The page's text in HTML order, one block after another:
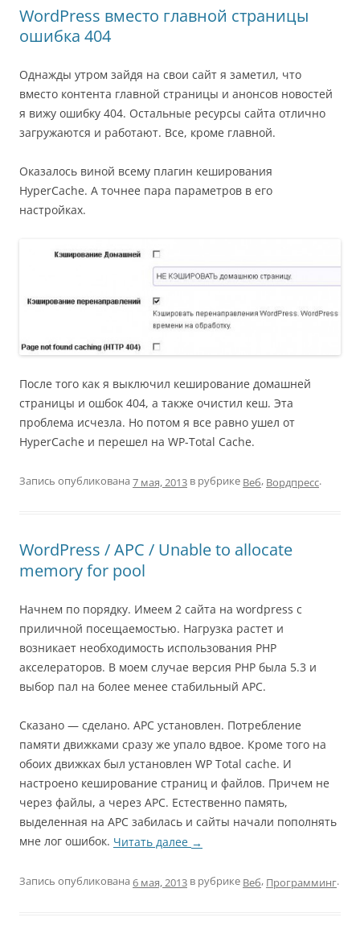
WordPress вместо главной страницы
ошибка 404
Однажды утром зайдя на свои сайт я заметил, что
вместо контента главной страницы и анонсов новостей
я вижу ошибку 404. Остальные ресурсы сайта отлично
загружаются и работают. Все, кроме главной.
Оказалось виной всему плагин кеширования
HyperCache. А точнее пара параметров в его
настройках.
После того как я выключил кеширование домашней
страницы и ошбок 404, а также очистил кеш. Эта
проблема исчезла. Но потом я все равно ушел от
HyperCache и перешел на WP-Total Cache.
Запись опубликована 7 мая, 2013 в рубрике Веб, Вордпресс.
WordPress / APC / Unable to allocate
memory for pool
Начнем по порядку. Имеем 2 сайта на wordpress с
приличной посещаемостью. Нагрузка растет и
возникает необходимость использования PHP
акселераторов. В моем случае версия PHP была 5.3 и
выбор пал на более менее стабильный APC.
Сказано — сделано. APC установлен. Потребление
памяти движками сразу же упало вдвое. Кроме того на
обоих движках был установлен WP Total cache. И
настроено кеширование страниц и файлов. Причем не
через файлы, а через APC. Естественно память,
выделенная на APC забилась и сайты начали пополнять
мне лог ошибок. Читать далее →
Запись опубликована 6 мая, 2013 в рубрике Веб, Программинг.